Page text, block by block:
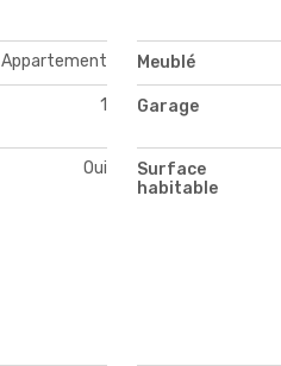
Appartement Meublé
1 Garage
Oui
Surface
habitable